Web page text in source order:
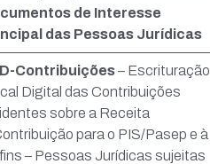
de Interesse
das Pessoas Jurídicas
Contribuições– Escrituração
Digital das Contribuições
sobre a Receita
para o PIS/Pasep e à
– Pessoas Jurídicas sujeitas